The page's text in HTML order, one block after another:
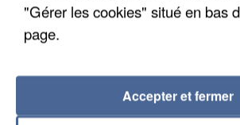
"Gérer les cookies" situé en bas
page.
Accepter et fermer